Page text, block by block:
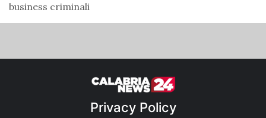
business criminali
Privacy Policy